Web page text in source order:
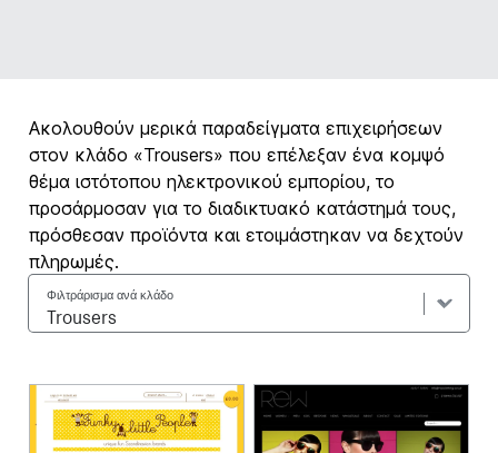
Ακολουθούν μερικά παραδείγματα επιχειρήσεων
στον κλάδο «Trousers» που επέλεξαν ένα κομψό
θέμα ιστότοπου ηλεκτρονικού εμπορίου, το
προσάρμοσαν για το διαδικτυακό κατάστημά τους,
πρόσθεσαν προϊόντα και ετοιμάστηκαν να δεχτούν
πληρωμές.
Φιλτράρισμα ανά κλάδο